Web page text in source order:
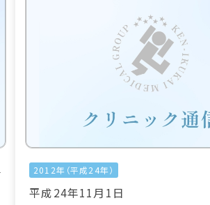
部門紹介・スタッフ紹介
クリニカルアウトカムについて
2012年（平成24年）
平成24年11月1日